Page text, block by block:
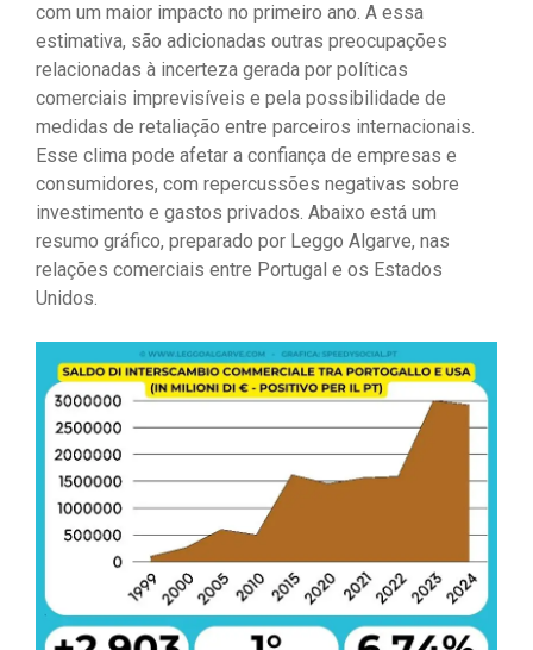
com um maior impacto no primeiro ano. A essa
estimativa, são adicionadas outras preocupações
relacionadas à incerteza gerada por políticas
comerciais imprevisíveis e pela possibilidade de
medidas de retaliação entre parceiros internacionais.
Esse clima pode afetar a confiança de empresas e
consumidores, com repercussões negativas sobre
investimento e gastos privados. Abaixo está um
resumo gráfico, preparado por Leggo Algarve, nas
relações comerciais entre Portugal e os Estados
Unidos.